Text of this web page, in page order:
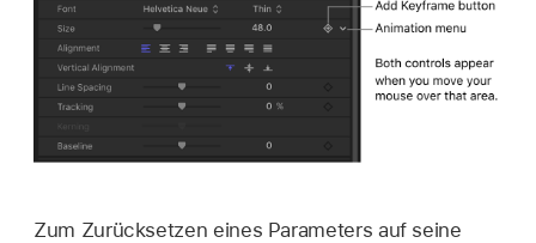
Zum Zurücksetzen eines Parameters auf seine